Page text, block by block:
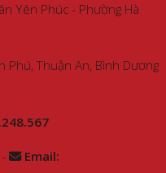
Yên Phúc - Phường Hà
Phú, Thuận An, Bình Dương
Email: